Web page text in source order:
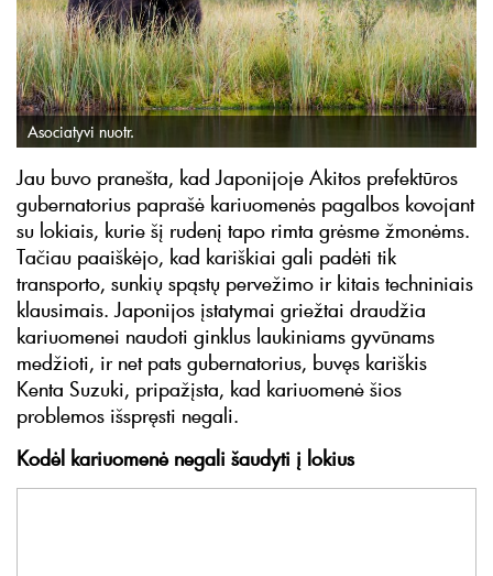
Asociatyvi nuotr.
Jau buvo pranešta, kad Japonijoje Akitos prefektūros
gubernatorius paprašė kariuomenės pagalbos kovojant
su lokiais, kurie šį rudenį tapo rimta grėsme žmonėms.
Tačiau paaiškėjo, kad kariškiai gali padėti tik
transporto, sunkių spąstų pervežimo ir kitais techniniais
klausimais. Japonijos įstatymai griežtai draudžia
kariuomenei naudoti ginklus laukiniams gyvūnams
medžioti, ir net pats gubernatorius, buvęs kariškis
Kenta Suzuki, pripažįsta, kad kariuomenė šios
problemos išspręsti negali.
Kodėl kariuomenė negali šaudyti į lokius